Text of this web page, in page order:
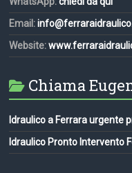
Email:
Website:
Chiama
Idraulico a Ferrara urgente
Idraulico Pronto Intervento